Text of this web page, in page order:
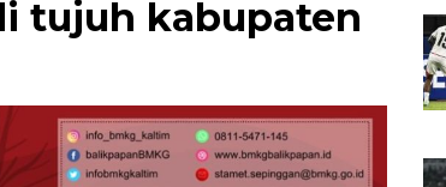
tujuh kabupaten